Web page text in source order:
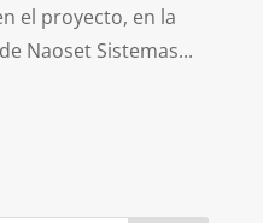
el proyecto, en la
Naoset Sistemas...